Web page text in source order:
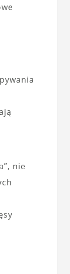
nie